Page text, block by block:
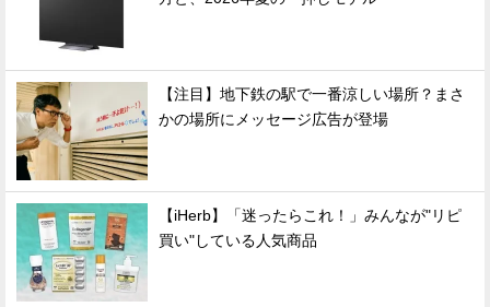
【注目】地下鉄の駅で一番涼しい場所？まさ
かの場所にメッセージ広告が登場
【iHerb】「迷ったらこれ！」みんなが"リピ
買い"している人気商品